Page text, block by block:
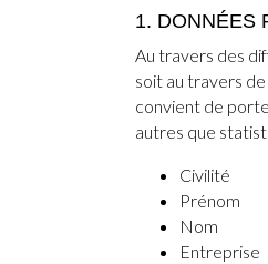
1. DONNÉES
Au travers des
soit au travers
convient de
autres que
Civilité
Prénom
Nom
Entreprise